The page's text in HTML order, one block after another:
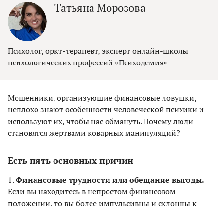
Татьяна Морозова
Психолог, оркт-терапевт, эксперт онлайн-школы
психологических профессий «Психодемия»
Мошенники, организующие финансовые ловушки,
неплохо знают особенности человеческой психики и
используют их, чтобы нас обмануть. Почему люди
становятся жертвами коварных манипуляций?
Есть пять основных причин
1.Финансовые трудности или обещание выгоды.
Если вы находитесь в непростом финансовом
положении, то вы более импульсивны и склонны к